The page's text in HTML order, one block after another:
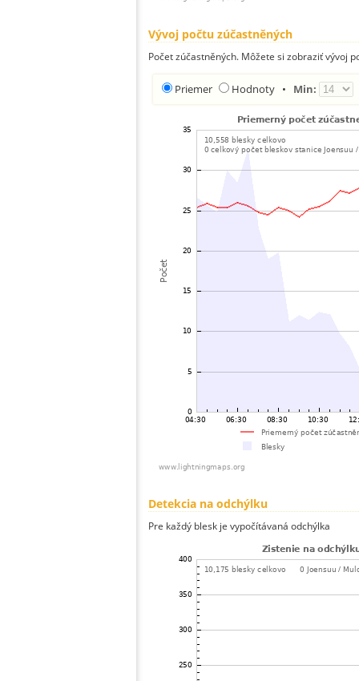
Vývoj počtu zúčastněných
Počet zúčastněných. Môžete si zobraziť vývoj
Priemer Hodnoty • Min:
Detekcia na odchýlku
Pre každý blesk je vypočítávaná odchýlka